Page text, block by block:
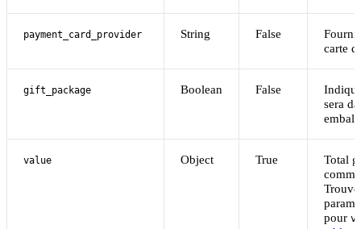
payment_card_provider String False
carte
gift_package Boolean False
sera
value Object True
Total
pour